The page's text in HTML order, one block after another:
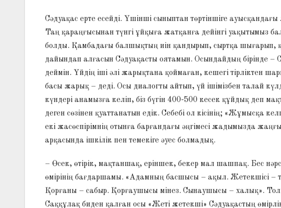
Сәдуақас ерте есейді. Үшінші сыныптан төртіншіге
Таң қараңғысынан түнгі ұйқыға жатқанға дейінгі уақытымыз
болды. Қамбадағы балшықтың иін қандырып, сыртқа шығарып,
дайындап алғасын Сәдуақасты оятамын. Осындайдың бірінде
деймін. Үйдің іші әлі жарықтана қоймаған, кешегі тірліктен
басы жарық – деді. Осы диалогты айтып, үй ішімізбен талай
күндері анамызға келіп, біз бүгін 400-500 кесек құйдық деп
деген сөзінен қуаттанатын едік. Себебі ол кісінің; «Жұмысқа
екі жасөспірімнің отынға барғандағы әңгімесі жадымызда
арқасында ішкілік пен темекіге әуес болмадық.
– Өсек, өтірік, мақтаншақ, еріншек, бекер мал шашпақ. Бес
өмірінің бағдаршамы. «Адамның басшысы – ақыл. Жетекшісі
Қорғаны – сабыр. Қорғаушысы мінез. Сынаушысы – халық».
Саққұлақ биден қалған осы «Жеті жетекші» Сәдуақастың